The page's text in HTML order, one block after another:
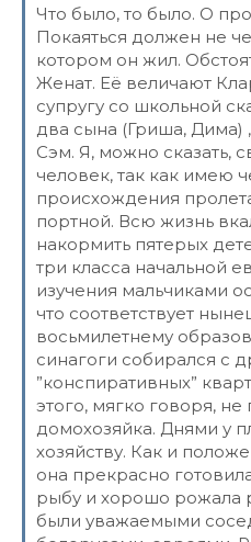
Что было, то было. О
Покаяться должен не
котором он жил.
Женат. Её величают
супругу со школьной
два сына (Гриша, Дима)
Сэм. Я, можно сказать,
человек, так как имею
происхождения
портной. Всю жизнь
накормить пятерых
три класса начальной
изучения мальчиками
что соответствует
восьмилетнему
синагоги собирался с
”конспиративных”
этого, мягко говоря,
домохозяйка. Днями у
хозяйству. Как и
она прекрасно
рыбу и хорошо рожала
были уважаемыми